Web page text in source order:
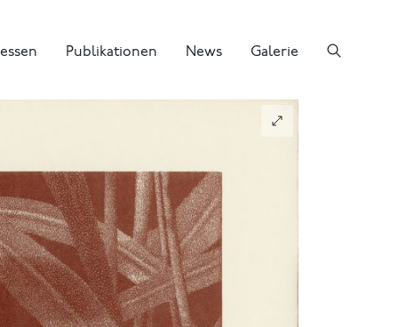
Publikationen News Galerie